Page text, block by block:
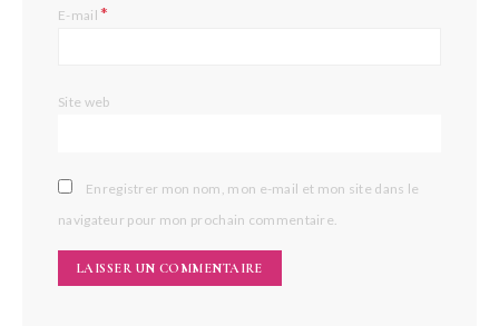
E-mail*
Site web
Enregistrer mon nom, mon e-mail et mon site dans le
navigateur pour mon prochain commentaire.